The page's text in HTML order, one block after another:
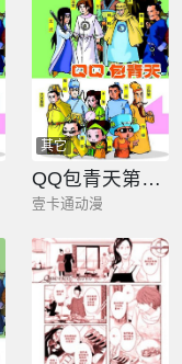
其它
QQ包青天第三册
壹卡通动漫